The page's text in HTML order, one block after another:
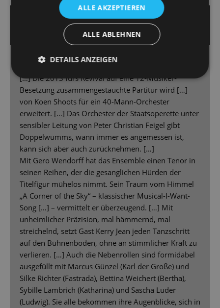
30.1.2023 | Volker Tzschucke
DIE DEUTSCHE BÜHNE
Mords-Vergnügen aus der Zeit gefallen
[…] Die 2013 fürs Revival auf eine 12-Musiker-
Besetzung zusammengestauchte Partitur wird […]
von Koen Shoots für ein 40-Mann-Orchester
erweitert. […] Das Orchester der Staatsoperette unter
sensibler Leitung von Peter Christian Feigel gibt
Doppelwumms, wann immer es angemessen ist,
kann sich aber auch zurücknehmen. […]
Mit Gero Wendorff hat das Ensemble einen Tenor in
seinen Reihen, der die gesanglichen Hürden der
Titelfigur mühelos nimmt. Sein Traum vom Himmel
„A Corner of the Sky“ – klassischer Musical-I-Want-
Song […] – vermittelt er überzeugend. […] Mit
unheimlicher Präzision, mal hämmernd, mal
streichelnd, setzt Gast Kerry Jean jeden Tanzschritt
auf den Bühnenboden, ohne an stimmlicher Kraft zu
verlieren. […] Auch die Nebenrollen sind formidabel
ausgefüllt mit Marcus Günzel (Karl der Große) und
Silke Richter (Fastrada), Bettina Weichert (Bertha),
Sybille Lambrich (Katharina) und Sascha Luder
(Ludwig). Sie alle bekommen ihre Augenblicke, sich in
ALLE AKZEPTIEREN
ALLE ABLEHNEN
DETAILS ANZEIGEN